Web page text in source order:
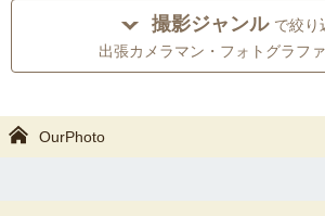
撮影ジャンル で絞り
出張カメラマン・フォトグラフ
OurPhoto